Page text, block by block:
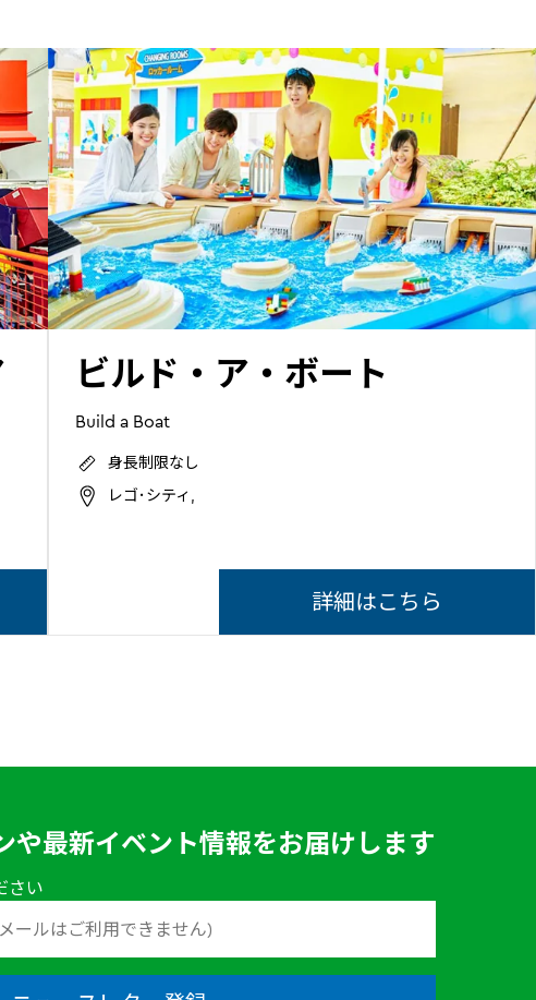
ビルド・ア・ボート
Build a Boat
身長制限なし
レゴ･シティ,
詳細はこちら
や最新イベント情報をお届けします
さい